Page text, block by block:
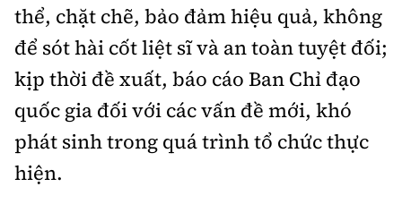
thể, chặt chẽ, bảo đảm hiệu quả, không
để sót hài cốt liệt sĩ và an toàn tuyệt đối;
kịp thời đề xuất, báo cáo Ban Chỉ đạo
quốc gia đối với các vấn đề mới, khó
phát sinh trong quá trình tổ chức thực
hiện.